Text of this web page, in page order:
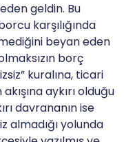
geldin. Bu
karşılığında
beyan eden
borç
kuralına, ticari
aykırı olduğu
davrananın ise
almadığı yolunda